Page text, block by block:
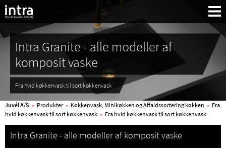
Intra Granite - alle modeller af
komposit vaske
Fra hvid køkkenvask til sort køkkenvask
Juvél A/S » Produkter » Køkkenvask, Minikøkken og Affaldssortering køkken » Fra
hvid køkkenvask til sort køkkenvask » Fra hvid køkkenvask til sort køkkenvask
Intra Granite - alle modeller af komposit vaske